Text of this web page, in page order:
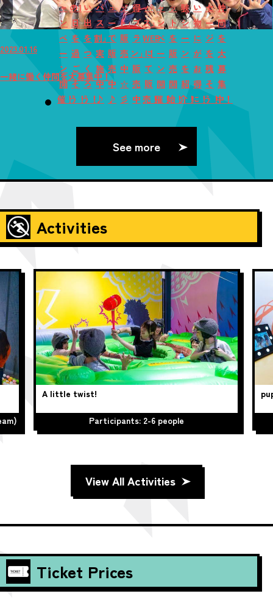
ャ
ン
ペ
ー
ン
開
催！
の1
日
を
過
ご
そ
う！
い
出
を
つ
く
ろ
う！
パ
ス
割」
実
施
中
♪
ュ
ー
で
販
売
中
♪
ッ
ト」
販
売
中
☆
彡
得
プ
ラ
ン」！
販
売
中
パ
ス」
WEB
に
て
販
売！
ャ
ン
ペ
ー
ン
開
催！
ッ
ト
を
販
売
開
始！
験
シ
ー
ン
を
紹
介！
い
物
に
が
お
得
に！
セ
ー
ジ
を
残
そ
う！
仲
間
を
大
募
集
中！
2023.01.16
一緒に働く仲間を大募集中！
See more
Activities
A little twist!
Participants: 2-6 people
View All Activities
Ticket Prices